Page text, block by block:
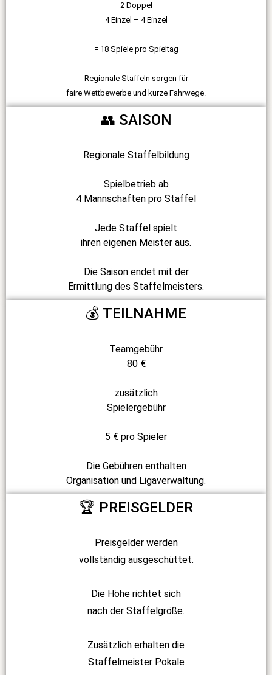
2 Doppel
4 Einzel – 4 Einzel
= 18 Spiele pro Spieltag
Regionale Staffeln sorgen für
faire Wettbewerbe und kurze Fahrwege.
👥 SAISON
Regionale Staffelbildung
Spielbetrieb ab
4 Mannschaften pro Staffel
Jede Staffel spielt
ihren eigenen Meister aus.
Die Saison endet mit der
Ermittlung des Staffelmeisters.
💰 TEILNAHME
Teamgebühr
80 €
zusätzlich
Spielergebühr
5 € pro Spieler
Die Gebühren enthalten
Organisation und Ligaverwaltung.
🏆 PREISGELDER
Preisgelder werden
vollständig ausgeschüttet.
Die Höhe richtet sich
nach der Staffelgröße.
Zusätzlich erhalten die
Staffelmeister Pokale